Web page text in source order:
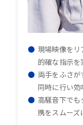
現場映像を
的確な指示を
両手をふさが
同時に行い効
高騒音下で
携をスムーズ